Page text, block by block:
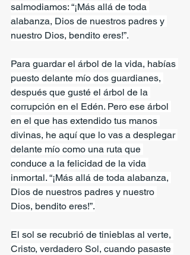
salmodiamos: “¡Más allá de toda
alabanza, Dios de nuestros padres y
nuestro Dios, bendito eres!”.
Para guardar el árbol de la vida, habías
puesto delante mío dos guardianes,
después que gusté el árbol de la
corrupción en el Edén. Pero ese árbol
en el que has extendido tus manos
divinas, he aquí que lo vas a desplegar
delante mío como una ruta que
conduce a la felicidad de la vida
inmortal. “¡Más allá de toda alabanza,
Dios de nuestros padres y nuestro
Dios, bendito eres!”.
El sol se recubrió de tinieblas al verte,
Cristo, verdadero Sol, cuando pasaste